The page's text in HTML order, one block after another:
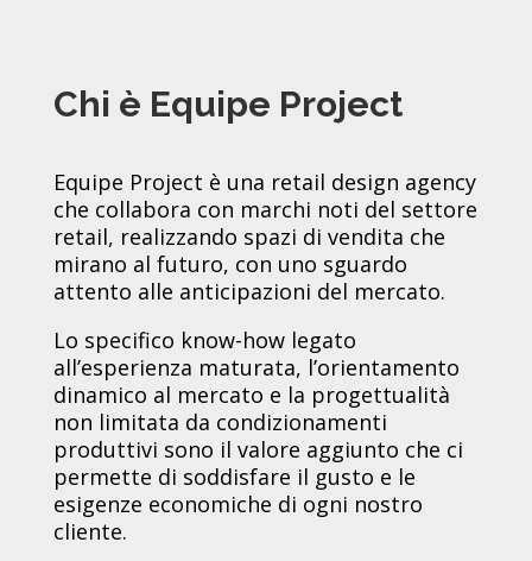
Chi è Equipe Project
Equipe Project è una retail design agency
che collabora con marchi noti del settore
retail, realizzando spazi di vendita che
mirano al futuro, con uno sguardo
attento alle anticipazioni del mercato.
Lo specifico know-how legato
all’esperienza maturata, l’orientamento
dinamico al mercato e la progettualità
non limitata da condizionamenti
produttivi sono il valore aggiunto che ci
permette di soddisfare il gusto e le
esigenze economiche di ogni nostro
cliente.